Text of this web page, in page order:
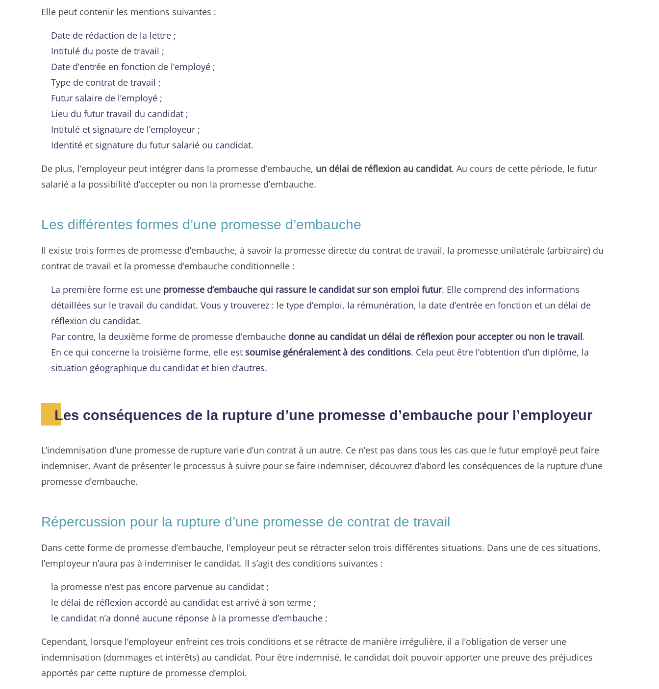
Elle peut contenir les mentions suivantes :
Date de rédaction de la lettre ;
Intitulé du poste de travail ;
Date d’entrée en fonction de l’employé ;
Type de contrat de travail ;
Futur salaire de l’employé ;
Lieu du futur travail du candidat ;
Intitulé et signature de l’employeur ;
Identité et signature du futur salarié ou candidat.
De plus, l’employeur peut intégrer dans la promesse d’embauche, un délai de réflexion au candidat. Au cours de cette période, le futur
salarié a la possibilité d’accepter ou non la promesse d’embauche.
Les différentes formes d’une promesse d’embauche
Il existe trois formes de promesse d’embauche, à savoir la promesse directe du contrat de travail, la promesse unilatérale (arbitraire) du
contrat de travail et la promesse d’embauche conditionnelle :
La première forme est une promesse d’embauche qui rassure le candidat sur son emploi futur. Elle comprend des informations
détaillées sur le travail du candidat. Vous y trouverez : le type d’emploi, la rémunération, la date d’entrée en fonction et un délai de
réflexion du candidat.
Par contre, la deuxième forme de promesse d’embauche donne au candidat un délai de réflexion pour accepter ou non le travail.
En ce qui concerne la troisième forme, elle est soumise généralement à des conditions. Cela peut être l’obtention d’un diplôme, la
situation géographique du candidat et bien d’autres.
Les conséquences de la rupture d’une promesse d’embauche pour l’employeur
L’indemnisation d’une promesse de rupture varie d’un contrat à un autre. Ce n’est pas dans tous les cas que le futur employé peut faire
indemniser. Avant de présenter le processus à suivre pour se faire indemniser, découvrez d’abord les conséquences de la rupture d’une
promesse d’embauche.
Répercussion pour la rupture d’une promesse de contrat de travail
Dans cette forme de promesse d’embauche, l’employeur peut se rétracter selon trois différentes situations. Dans une de ces situations,
l’employeur n’aura pas à indemniser le candidat. Il s’agit des conditions suivantes :
la promesse n’est pas encore parvenue au candidat ;
le délai de réflexion accordé au candidat est arrivé à son terme ;
le candidat n’a donné aucune réponse à la promesse d’embauche ;
Cependant, lorsque l’employeur enfreint ces trois conditions et se rétracte de manière irrégulière, il a l’obligation de verser une
indemnisation (dommages et intérêts) au candidat. Pour être indemnisé, le candidat doit pouvoir apporter une preuve des préjudices
apportés par cette rupture de promesse d’emploi.